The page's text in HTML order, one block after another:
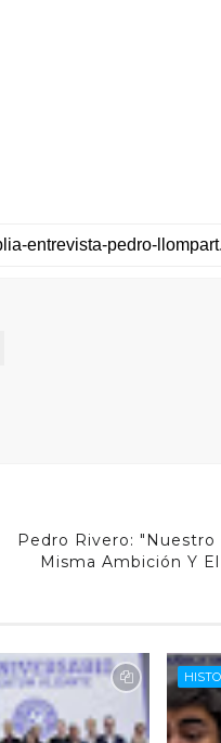
Pedro Rivero:
Misma Ambición Y